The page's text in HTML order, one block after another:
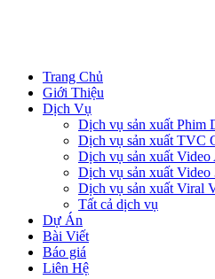
Trang Chủ
Giới Thiệu
Dịch Vụ
Dịch vụ sản xuất Phim
Dịch vụ sản xuất TVC
Dịch vụ sản xuất Video
Dịch vụ sản xuất Video
Dịch vụ sản xuất Viral
Tất cả dịch vụ
Dự Án
Bài Viết
Báo giá
Liên Hệ